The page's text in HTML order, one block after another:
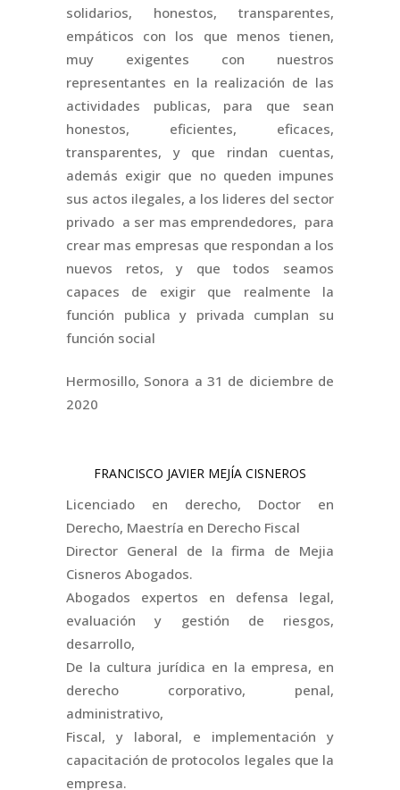
solidarios, honestos, transparentes,
empáticos con los que menos tienen,
muy exigentes con nuestros
representantes en la realización de las
actividades publicas, para que sean
honestos, eficientes, eficaces,
transparentes, y que rindan cuentas,
además exigir que no queden impunes
sus actos ilegales, a los lideres del sector
privado a ser mas emprendedores, para
crear mas empresas que respondan a los
nuevos retos, y que todos seamos
capaces de exigir que realmente la
función publica y privada cumplan su
función social
Hermosillo, Sonora a 31 de diciembre de
2020
FRANCISCO JAVIER MEJÍA CISNEROS
Licenciado en derecho, Doctor en
Derecho, Maestría en Derecho Fiscal
Director General de la firma de Mejia
Cisneros Abogados.
Abogados expertos en defensa legal,
evaluación y gestión de riesgos,
desarrollo,
De la cultura jurídica en la empresa, en
derecho corporativo, penal,
administrativo,
Fiscal, y laboral, e implementación y
capacitación de protocolos legales que la
empresa.